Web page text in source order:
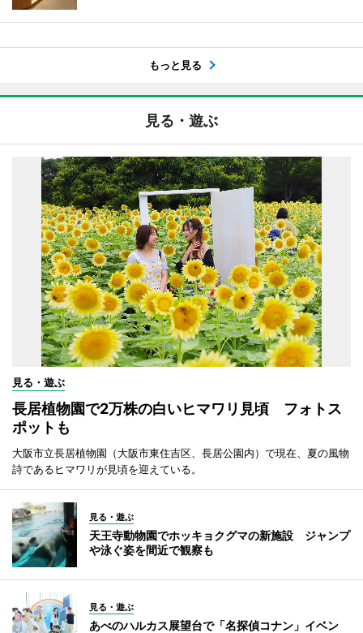
もっと見る
見る・遊ぶ
見る・遊ぶ
長居植物園で2万株の白いヒマワリ見頃 フォトス
ポットも
大阪市立長居植物園（大阪市東住吉区、長居公園内）で現在、夏の風物
詩であるヒマワリが見頃を迎えている。
見る・遊ぶ
天王寺動物園でホッキョクグマの新施設 ジャンプ
や泳ぐ姿を間近で観察も
見る・遊ぶ
あべのハルカス展望台で「名探偵コナン」イベン